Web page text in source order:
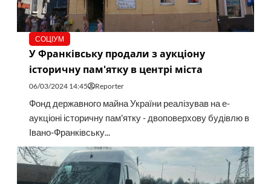
СОЦІУМ
У Франківську продали з аукціону
історичну пам'ятку в центрі міста
06/03/2024 14:45 Reporter
Фонд державного майна України реалізував на е-
аукціоні історичну пам'ятку - двоповерхову будівлю в
Івано-Франківську...